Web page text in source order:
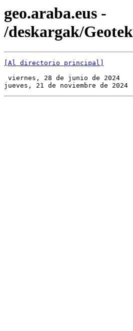
geo.araba.eus -
/deskargak/
[Al directorio principal]
viernes, 28 de junio de 2024
jueves, 21 de noviembre de